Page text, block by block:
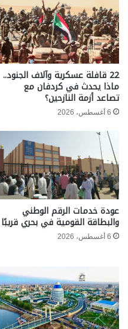
22 قافلة عسكرية وآلاف الجنود..
ماذا يحدث في كردفان مع
تصاعد أزمة النازحين؟
6 أغسطس، 2026
عودة خدمات الرقم الوطني
والبطاقة القومية في بحري قريبًا
6 أغسطس، 2026